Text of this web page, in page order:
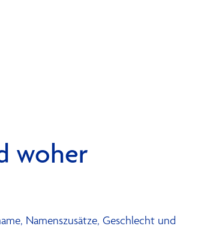
woher
Namenszusätze, Geschlecht und